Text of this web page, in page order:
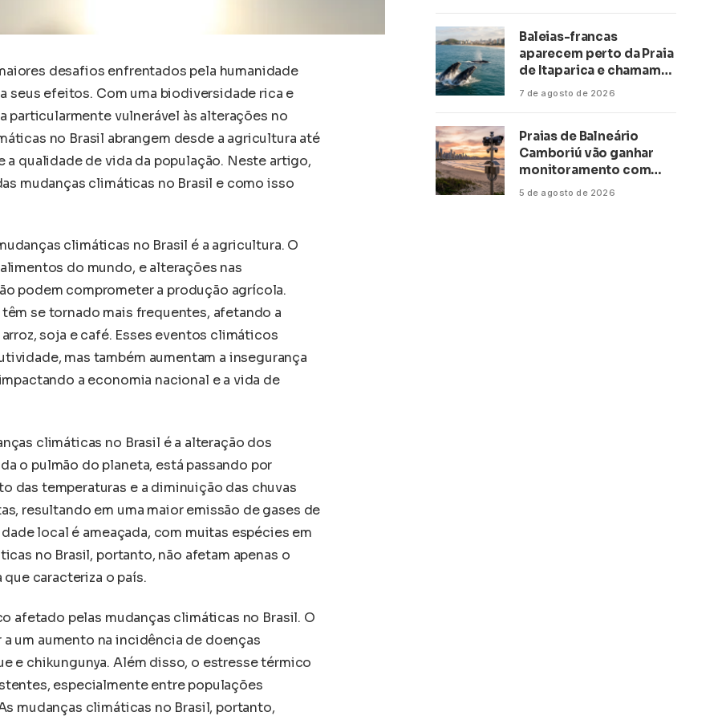
desafios enfrentados pela humanidade
seus efeitos. Com uma biodiversidade rica e
particularmente vulnerável às alterações no
no Brasil abrangem desde a agricultura até
qualidade de vida da população. Neste artigo,
mudanças climáticas no Brasil e como isso
climáticas no Brasil é a agricultura. O
do mundo, e alterações nas
podem comprometer a produção agrícola.
se tornado mais frequentes, afetando a
soja e café. Esses eventos climáticos
mas também aumentam a insegurança
a economia nacional e a vida de
climáticas no Brasil é a alteração dos
o pulmão do planeta, está passando por
das temperaturas e a diminuição das chuvas
resultando em uma maior emissão de gases de
local é ameaçada, com muitas espécies em
no Brasil, portanto, não afetam apenas o
caracteriza o país.
afetado pelas mudanças climáticas no Brasil. O
um aumento na incidência de doenças
e chikungunya. Além disso, o estresse térmico
especialmente entre populações
mudanças climáticas no Brasil, portanto,
Baleias-francas
aparecem perto da Praia
de Itaparica e chamam
atenção no litoral do
7 de agosto de 2026
Praias de Balneário
Camboriú vão ganhar
monitoramento com
inteligência artificial
5 de agosto de 2026